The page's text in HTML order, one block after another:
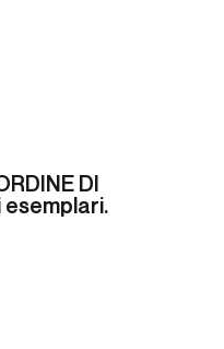
DI
esemplari.